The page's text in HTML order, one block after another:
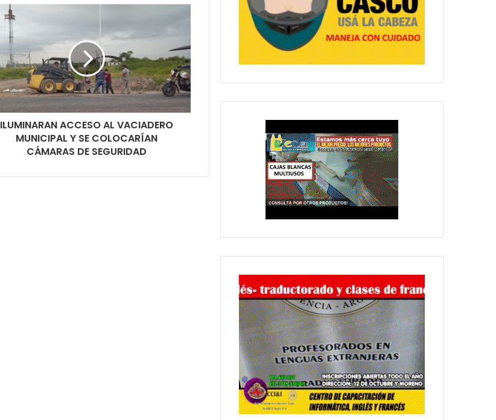
ILUMINARAN ACCESO AL VACIADERO
MUNICIPAL Y SE COLOCARÍAN
CÁMARAS DE SEGURIDAD